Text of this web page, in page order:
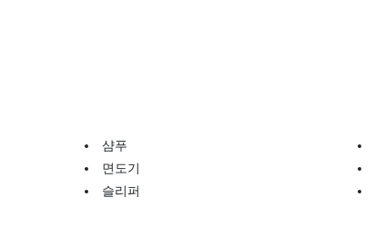
샴푸
면도기
슬리퍼